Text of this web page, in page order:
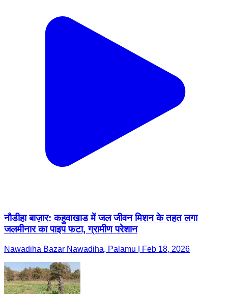
नौडीहा बाज़ार: कहुवाखाड में जल जीवन मिशन के तहत लगा
जलमीनार का पाइप फटा, ग्रामीण परेशान
Nawadiha Bazar Nawadiha, Palamu | Feb 18, 2026